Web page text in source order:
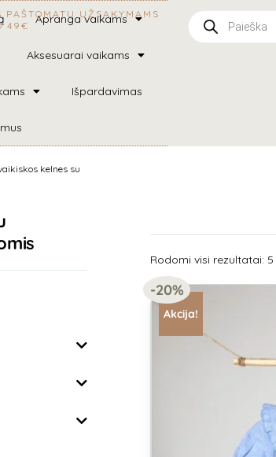
PAŠTOMATU UŽSAKYMAMS
49€
Apranga vaikams
Aksesuarai vaikams
Išpardavimas
kelnes su
Rodomi visi rezultatai: 5
Akcija!
-20%